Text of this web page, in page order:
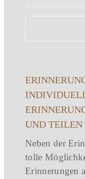
UND TEILEN
Neben der
tolle
Erinnerungen